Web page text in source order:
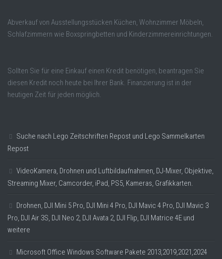
Abverkauf von Ausstellungsstücken Küchen, Wohnzimmer Möbeln,
Schlafzimmern wie Boxspringbetten und Kinderzimmereinrichtungen.
Sollten Sie für eine Einkauf einen Kredit benötigen, beantragen Sie
diesen Kredit noch heute bei Ihrer Bank. Finanzierung ist in der
heutigen Zeit für jeden möglich.
Suche nach Lego Zeitschriften Repost und Lego Sammelkarten
Repost
VideoKamera, Drohnen und Luftbildaufnahmen, DJ-Mixer, Objektive,
Streaming Mixer, Camcorder, iPad, PS5, Kameras, Grafikkarten.
Drohnen, DJI Mini 5 Pro, DJI Mini 4 Pro, DJI Mavic 4 Pro, DJI Mavic 3
Pro, DJI Air 3S, DJI Neo 2, DJI Avata 2, DJI Flip, DJI Matrice 4E und
weitere
Microsoft Office Windows Software Pakete 2013,2019,2021,2024